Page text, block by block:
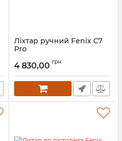
Ліхтар ручний Fenix C7
Pro
4 830,00 грн